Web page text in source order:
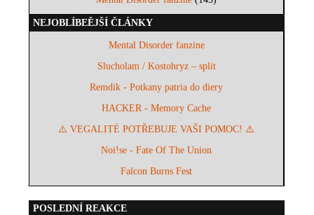
NEJOBLÍBEĚJŠÍ ČLÁNKY
Mental Disorder fanzine
Slucholam / Kostohryz – split
Remdik - Potkany patria do diery
HACKER - Memory Cache
⚠️ VEGALITÉ POTŘEBUJE VAŠI POMOC! ⚠️
Noi!se - Fate Of The Union
Falcon Burns Fest
POSLEDNÍ REAKCE